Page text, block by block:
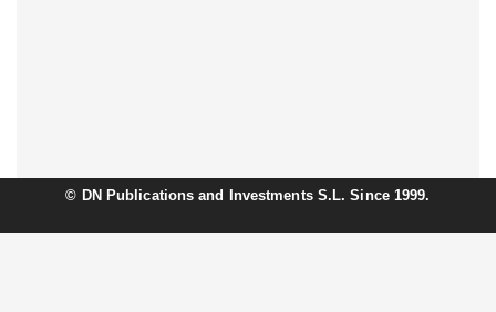
© DN Publications and Investments S.L. Since 1999.